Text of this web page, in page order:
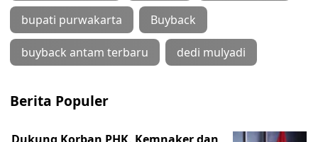
bupati purwakarta Buyback
buyback antam terbaru dedi mulyadi
Berita Populer